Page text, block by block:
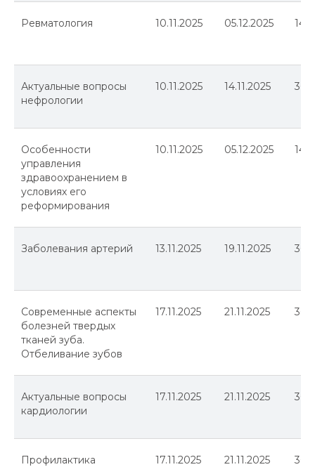
Ревматология 10.11.2025 05.12.2025 144
Актуальные вопросы
нефрологии
10.11.2025 14.11.2025 36
Особенности
управления
здравоохранением в
условиях его
реформирования
10.11.2025 05.12.2025 144
Заболевания артерий 13.11.2025 19.11.2025 36
Современные аспекты
болезней твердых
тканей зуба.
Отбеливание зубов
17.11.2025 21.11.2025 36
Актуальные вопросы
кардиологии
17.11.2025 21.11.2025 36
Профилактика
17.11.2025 21.11.2025 36